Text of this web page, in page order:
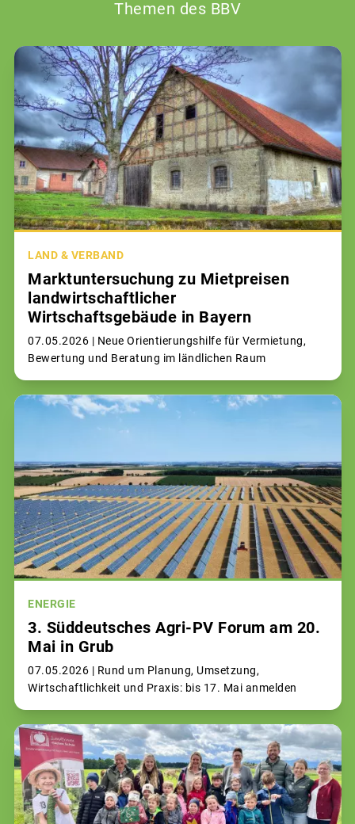
Themen des BBV
LAND & VERBAND
Marktuntersuchung zu Mietpreisen
landwirtschaftlicher
Wirtschaftsgebäude in Bayern
07.05.2026 | Neue Orientierungshilfe für Vermietung,
Bewertung und Beratung im ländlichen Raum
ENERGIE
3. Süddeutsches Agri-PV Forum am 20.
Mai in Grub
07.05.2026 | Rund um Planung, Umsetzung,
Wirtschaftlichkeit und Praxis: bis 17. Mai anmelden